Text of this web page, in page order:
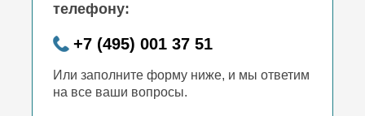
телефону:
+7 (495) 001 37 51
Или заполните форму ниже, и мы ответим
на все ваши вопросы.